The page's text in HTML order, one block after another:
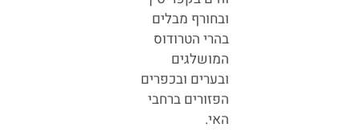
ובחורף מבלים
בהרי הטרודוס
המושלגים
ובערים ובכפרים
הפזורים ברחבי
האי.